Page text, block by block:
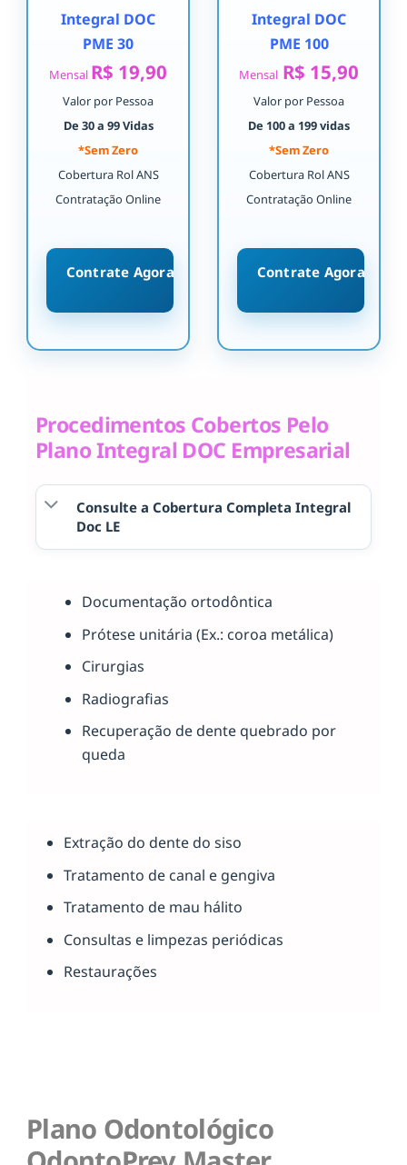
Integral DOC
PME 30
Mensal R$ 19,90
Valor por Pessoa
De 30 a 99 Vidas
*Sem Zero
Cobertura Rol ANS
Contratação Online
Contrate Agora
Integral DOC
PME 100
Mensal R$ 15,90
Valor por Pessoa
De 100 a 199 vidas
*Sem Zero
Cobertura Rol ANS
Contratação Online
Contrate Agora
Procedimentos Cobertos Pelo
Plano Integral DOC Empresarial
Consulte a Cobertura Completa Integral
Doc LE
Documentação ortodôntica
Prótese unitária (Ex.: coroa metálica)
Cirurgias
Radiografias
Recuperação de dente quebrado por
queda
Extração do dente do siso
Tratamento de canal e gengiva
Tratamento de mau hálito
Consultas e limpezas periódicas
Restaurações
Plano Odontológico